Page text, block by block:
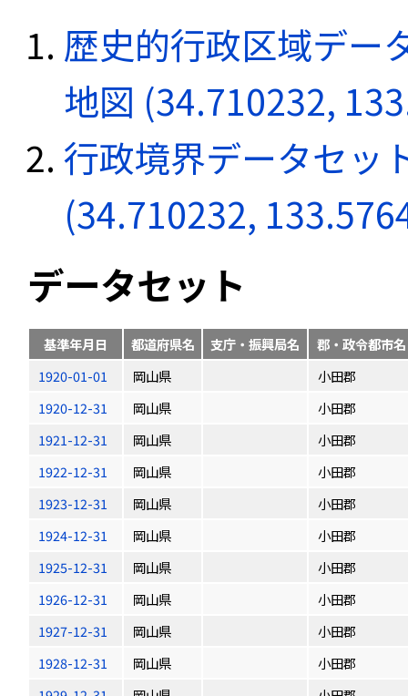
歴史的行政区域デー
地図 (34.710232,
行政境界データセッ
(34.710232,
データセット
基準年月日 都道府県名 支庁・振興局名
郡・政令都市名
1920-01-01
岡山県
小田郡
1920-12-31
岡山県
小田郡
1921-12-31
岡山県
小田郡
1922-12-31
岡山県
小田郡
1923-12-31
岡山県
小田郡
1924-12-31
岡山県
小田郡
1925-12-31
岡山県
小田郡
1926-12-31
岡山県
小田郡
1927-12-31
岡山県
小田郡
1928-12-31
岡山県
小田郡